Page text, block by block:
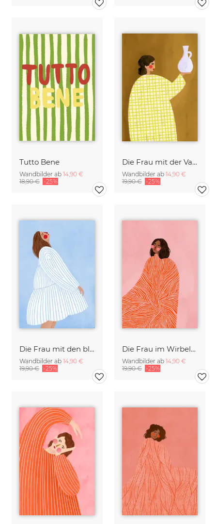
Tutto Bene
Wandbilder ab 14,90 €
18,90 € -25%
Die Frau mit der Vase
Wandbilder ab 14,90 €
19,90 € -25%
Die Frau mit den blaue Streifen
Wandbilder ab 14,90 €
19,90 € -25%
Die Frau im Wirbelmuster
Wandbilder ab 14,90 €
19,90 € -25%